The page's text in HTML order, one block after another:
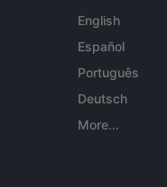
English
Español
Português
Deutsch
More...